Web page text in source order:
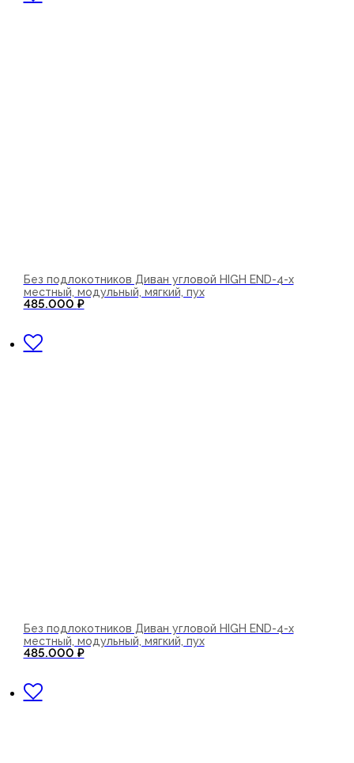
Без подлокотников Диван угловой HIGH END-4-х
местный, модульный, мягкий, пух
485.000 ₽
Без подлокотников Диван угловой HIGH END-4-х
местный, модульный, мягкий, пух
485.000 ₽